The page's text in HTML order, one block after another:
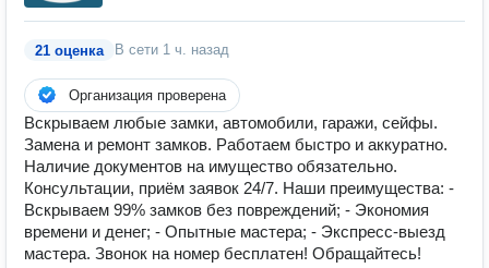
21 оценка В сети 1 ч. назад
Организация проверена
Вскрываем любые замки, автомобили, гаражи, сейфы.
Замена и ремонт замков. Работаем быстро и аккуратно.
Наличие документов на имущество обязательно.
Консультации, приём заявок 24/7. Наши преимущества: -
Вскрываем 99% замков без повреждений; - Экономия
времени и денег; - Опытные мастера; - Экспресс-выезд
мастера. Звонок на номер бесплатен! Обращайтесь!